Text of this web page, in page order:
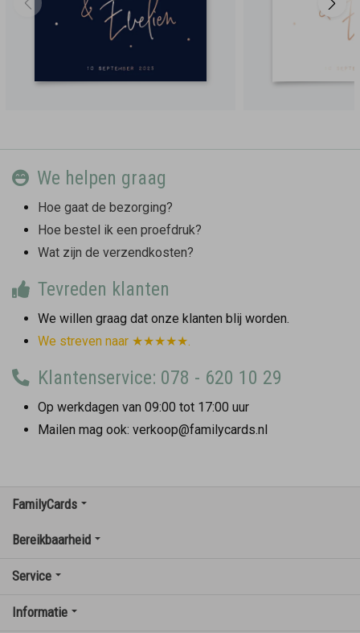
We helpen graag
Hoe gaat de bezorging?
Hoe bestel ik een proefdruk?
Wat zijn de verzendkosten?
Tevreden klanten
We willen graag dat onze klanten blij worden.
We streven naar ★★★★★.
Klantenservice: 078 - 620 10 29
Op werkdagen van 09:00 tot 17:00 uur
Mailen mag ook: verkoop@familycards.nl
FamilyCards
Bereikbaarheid
Service
Informatie